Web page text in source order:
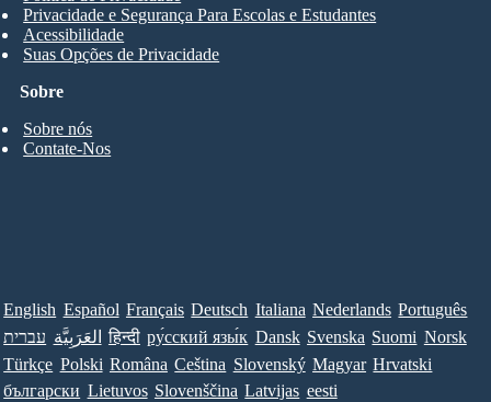
Sobre
Sobre nós
Contate-Nos
Privacidade e Segurança Para Escolas e Estudantes
Acessibilidade
Suas Opções de Privacidade
English Español Français Deutsch Italiana Nederlands Português
עברית العَرَبِيَّة हिन्दी ру́сский язы́к Dansk Svenska Suomi Norsk
Türkçe Polski Româna Ceština Slovenský Magyar Hrvatski
български Lietuvos Slovenščina Latvijas eesti